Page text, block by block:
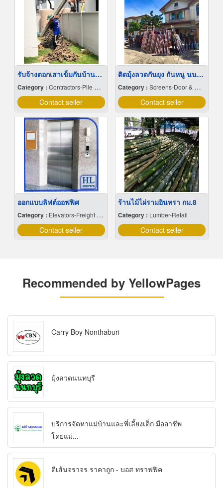
รับจ้างตอกเสาเข็มกันบ้านทรุด ราคากันเอง
Category : Contractors-Pile Driving
Contact seller
ติดมุ้งลวดกันยุง กันหนู นนทบุรี
Category : Screens-Door & Window
Contact seller
ออกแบบลิฟต์ออฟฟิศ
Category : Elevators-Freight & Passenger
Contact seller
ร้านไม้ไผ่รามอินทรา กม.8
Category : Lumber-Retail
Contact seller
Recommended by YellowPages
Carry Boy Nonthaburi
มุ้งลวดนนทบุรี
บริการจัดหาแม่บ้านและพี่เลี้ยงเด็ก มืออาชีพ
โดยแม่...
ตีเส้นจราจร ราคาถูก - บอส ทราฟฟิค